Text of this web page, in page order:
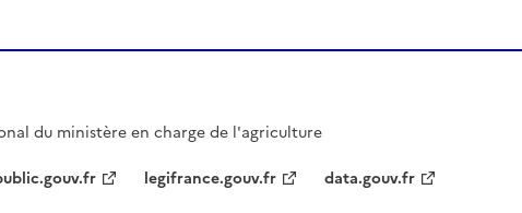
du ministère en charge de l'agriculture
legifrance.gouv.fr data.gouv.fr